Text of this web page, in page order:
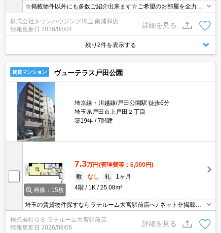
☆掲載物件以外にも多数ご紹介出来ます☆ご希望のお部屋を全力で
お探しさせて頂きます♪
株式会社タウンハウジング埼玉 南浦和店
情報更新日 2026/08/04
詳細を見る
残り2件を表示する
賃貸マンション ヴューテラス戸田公園
埼京線・川越線/戸田公園駅 徒歩6分
埼玉県戸田市上戸田２丁目
築19年
7階建
画像：15枚
7.3万円(管理費等：6,000円)
敷
なし 礼
1ヶ月
4階
1K 25.08m²
埼玉の賃貸物件探すならラテルーム大宮駅前店へ♪ ネット非掲載物
件多数ございます！ 【入居審査不安な方】【初期安物件】【クレジ
ット決済可】ご相談ください！！ ※仲介手数料無料 『ご来店初めて
のお客様・当物件を契約に限る』
株式会社ＯＳ ラテルーム大宮駅前店
情報更新日 2026/08/06
詳細を見る